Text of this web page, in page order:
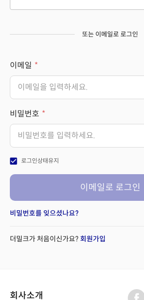
또는 이메일로 로그인
이메일
비밀번호
check_box 로그인상태유지
이메일로 로그인
비밀번호를 잊으셨나요?
더밀크가 처음이신가요? 회원가입
회사소개